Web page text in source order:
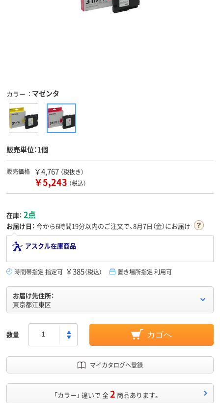
カラー マゼンタ
販売単位：1個
販売価格 ￥4,767 （税抜き）
￥5,243 （税込）
在庫： 2点
お届け日： 今から6時間19分以内のご注文で、8月7日（金）にお届け
アスクル在庫商品
時間帯指定 指定可 ￥385（税込） 置き場所指定 利用可
お届け先住所：
東京都江東区
数量 カゴへ
マイカタログへ登録
「カラー」 違いで 全2 商品あります。